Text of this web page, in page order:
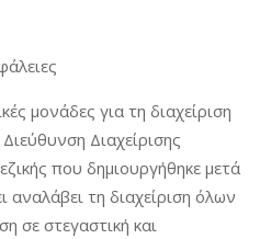
μονάδες για τη διαχείριση
Διαχείρισης
που δημιουργήθηκε μετά
αναλάβει τη διαχείριση όλων
σε στεγαστική και